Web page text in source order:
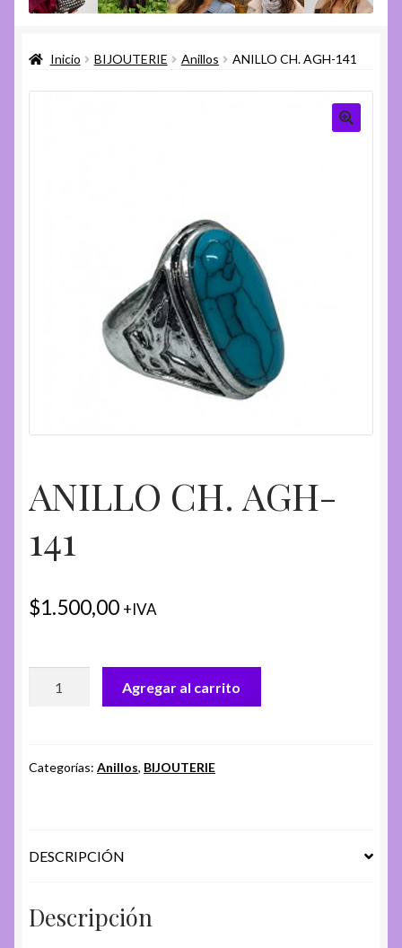
menú
menú
Ayuda
el
menú
hijo
Inicio BIJOUTERIE Anillos ANILLO CH. AGH-141
ANILLO CH. AGH-
141
$1.500,00 +IVA
cantidad
Agregar al carrito
Categorías: Anillos, BIJOUTERIE
DESCRIPCIÓN
Descripción